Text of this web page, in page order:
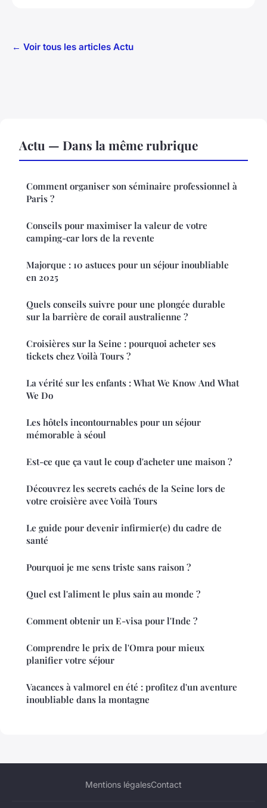
← Voir tous les articles Actu
Actu — Dans la même rubrique
Comment organiser son séminaire professionnel à
Paris ?
Conseils pour maximiser la valeur de votre
camping-car lors de la revente
Majorque : 10 astuces pour un séjour inoubliable
en 2025
Quels conseils suivre pour une plongée durable
sur la barrière de corail australienne ?
Croisières sur la Seine : pourquoi acheter ses
tickets chez Voilà Tours ?
La vérité sur les enfants : What We Know And What
We Do
Les hôtels incontournables pour un séjour
mémorable à séoul
Est-ce que ça vaut le coup d'acheter une maison ?
Découvrez les secrets cachés de la Seine lors de
votre croisière avec Voilà Tours
Le guide pour devenir infirmier(e) du cadre de
santé
Pourquoi je me sens triste sans raison ?
Quel est l'aliment le plus sain au monde ?
Comment obtenir un E-visa pour l'Inde ?
Comprendre le prix de l'Omra pour mieux
planifier votre séjour
Vacances à valmorel en été : profitez d'un aventure
inoubliable dans la montagne
Mentions légalesContact